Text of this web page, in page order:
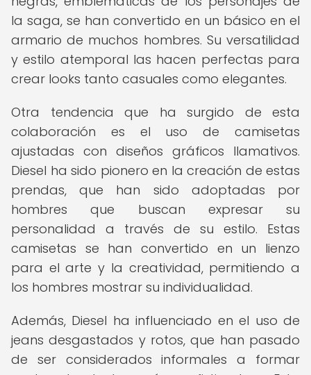
la saga, se han convertido en un básico en el
armario de muchos hombres. Su versatilidad
y estilo atemporal las hacen perfectas para
crear looks tanto casuales como elegantes.
Otra tendencia que ha surgido de esta
colaboración es el uso de camisetas
ajustadas con diseños gráficos llamativos.
Diesel ha sido pionero en la creación de estas
prendas, que han sido adoptadas por
hombres que buscan expresar su
personalidad a través de su estilo. Estas
camisetas se han convertido en un lienzo
para el arte y la creatividad, permitiendo a
los hombres mostrar su individualidad.
Además, Diesel ha influenciado en el uso de
jeans desgastados y rotos, que han pasado
de ser considerados informales a formar